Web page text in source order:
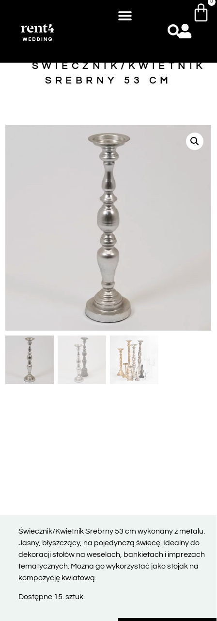
0
ŚWIECZNIK/KWIETNIK
SREBRNY 53 CM
Świecznik/Kwietnik Srebrny 53 cm wykonany z metalu.
Jasny, błyszczący, na pojedynczą świecę. Idealny do
dekoracji stołów na weselach, bankietach i imprezach
tematycznych. Można go wykorzystać jako stojak na
kompozycję kwiatową.
Dostępne 15. sztuk.